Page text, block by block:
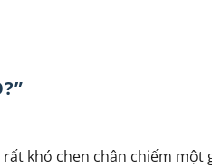
”
khó chen chân chiếm một